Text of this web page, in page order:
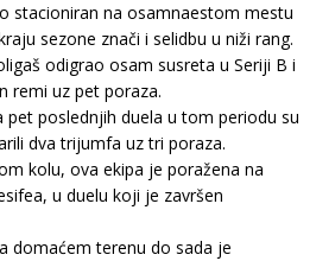
stacioniran na osamnaestom mestu
sezone znači i selidbu u niži rang.
odigrao osam susreta u Seriji B i
remi uz pet poraza.
poslednjih duela u tom periodu su
dva trijumfa uz tri poraza.
kolu, ova ekipa je poražena na
u duelu koji je završen
domaćem terenu do sada je